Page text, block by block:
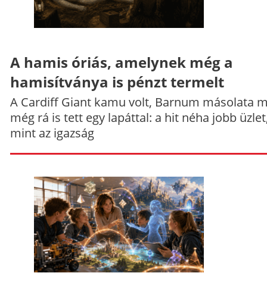
A hamis óriás, amelynek még a
hamisítványa is pénzt termelt
A Cardiff Giant kamu volt, Barnum másolata
még rá is tett egy lapáttal: a hit néha jobb
mint az igazság